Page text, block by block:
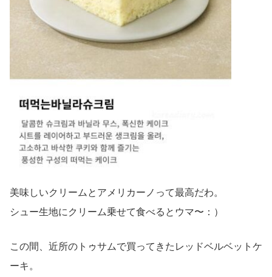
美味しいクリームとアメリカーノって最高だわ。
シュー生地にクリーム乗せて食べるとウマ〜：）
この間、近所のトゥサムで買ってきたレッドベルベットケ
ーキ。